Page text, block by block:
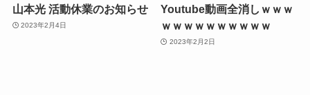
山本光 活動休業のお知らせ
2023年2月4日
Youtube動画全消しｗｗｗ
ｗｗｗｗｗｗｗｗｗｗ
2023年2月2日